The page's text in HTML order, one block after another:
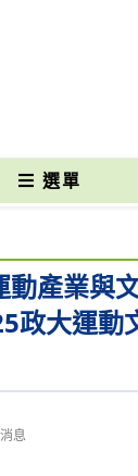
選單
動產業與
政大運動
息